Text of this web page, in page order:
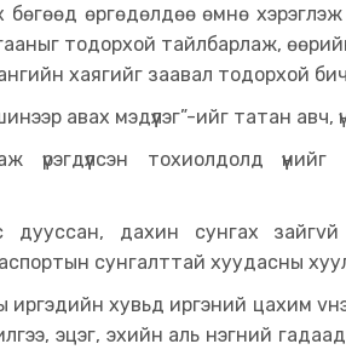
өргөдөлдөө өмнө хэрэглэж
тодорхой тайлбарлаж,
хаягийг заавал тодорхой
авах мэдүүлэг”-ийг татан авч,
тохиолдолд
дууссан, дахин сунгах
сунгалттай хуудасны
хувьд иргэний цахим
эцэг, эхийн аль нэгний